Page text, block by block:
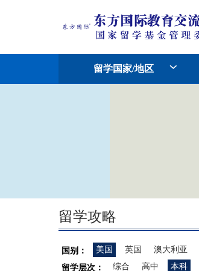
留学国家/地区
留学攻略
国别： 美国 英国 澳大利亚
留学层次：
综合 高中 本科